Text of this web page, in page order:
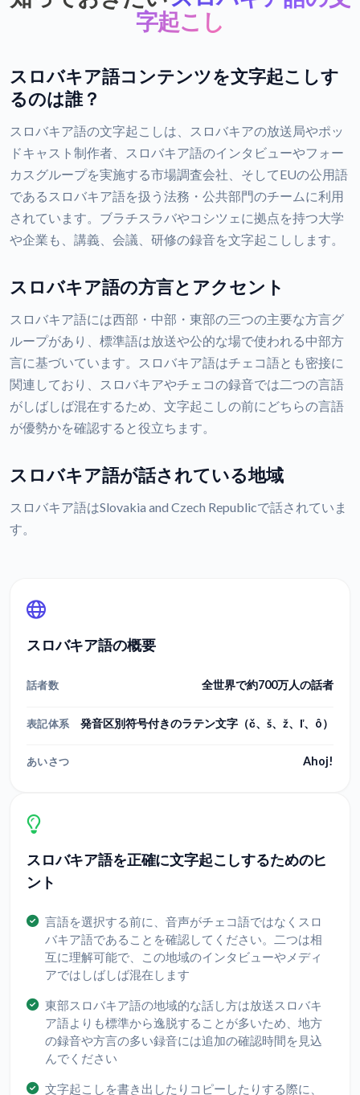
字起こし
スロバキア語コンテンツを文字起こしす
るのは誰？
スロバキア語の文字起こしは、スロバキアの放送局やポッ
ドキャスト制作者、スロバキア語のインタビューやフォー
カスグループを実施する市場調査会社、そしてEUの公用語
であるスロバキア語を扱う法務・公共部門のチームに利用
されています。ブラチスラバやコシツェに拠点を持つ大学
や企業も、講義、会議、研修の録音を文字起こしします。
スロバキア語の方言とアクセント
スロバキア語には西部・中部・東部の三つの主要な方言グ
ループがあり、標準語は放送や公的な場で使われる中部方
言に基づいています。スロバキア語はチェコ語とも密接に
関連しており、スロバキアやチェコの録音では二つの言語
がしばしば混在するため、文字起こしの前にどちらの言語
が優勢かを確認すると役立ちます。
スロバキア語が話されている地域
スロバキア語はSlovakia and Czech Republicで話されていま
す。
スロバキア語の概要
話者数 全世界で約700万人の話者
表記体系 発音区別符号付きのラテン文字（č、š、ž、ľ、ô）
あいさつ Ahoj!
スロバキア語を正確に文字起こしするためのヒ
ント
言語を選択する前に、音声がチェコ語ではなくスロ
バキア語であることを確認してください。二つは相
互に理解可能で、この地域のインタビューやメディ
アではしばしば混在します
東部スロバキア語の地域的な話し方は放送スロバキ
ア語よりも標準から逸脱することが多いため、地方
の録音や方言の多い録音には追加の確認時間を見込
んでください
文字起こしを書き出したりコピーしたりする際に、